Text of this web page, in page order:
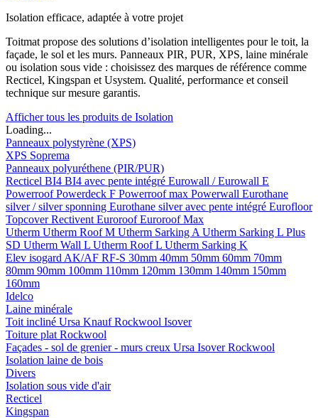
Isolation efficace, adaptée à votre projet
Toitmat propose des solutions d’isolation intelligentes pour le toit, la
façade, le sol et les murs. Panneaux PIR, PUR, XPS, laine minérale
ou isolation sous vide : choisissez des marques de référence comme
Recticel, Kingspan et Usystem. Qualité, performance et conseil
technique sur mesure garantis.
Afficher tous les produits de Isolation
Loading...
Panneaux polystyrène (XPS)
XPS Soprema
Panneaux polyuréthene (PIR/PUR)
Recticel BI4 BI4 avec pente intégré Eurowall / Eurowall E
PowerroofPowerdeck F Powerroof max Powerwall Eurothane
silver / silver sponning Eurothane silver avec pente intégré Eurofloor
TopcoverRectivent EuroroofEuroroof Max
Utherm Utherm Roof M Utherm Sarking A Utherm Sarking L Plus
SD Utherm Wall L Utherm Roof L Utherm Sarking K
Elev isogard AK/AF RF-S 30mm 40mm 50mm 60mm 70mm
80mm 90mm 100mm 110mm 120mm 130mm 140mm 150mm
160mm
Idelco
Laine minérale
Toit incliné Ursa KnaufRockwool Isover
Toiture plat Rockwool
Façades - sol de grenier - murs creux Ursa IsoverRockwool
Isolation laine de bois
Divers
Isolation sous vide d'air
Recticel
Kingspan